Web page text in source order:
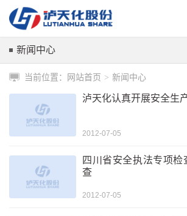
新闻中心
当前位置： 网站首页 > 新闻中心
泸天化认真开展安全生
2012-07-05
四川省安全执法专项检
查
2012-07-05